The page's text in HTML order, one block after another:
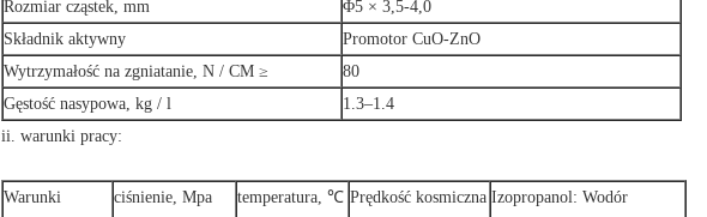
Rozmiar cząstek, mm
Φ5 × 3,5-4,0
Składnik aktywny
Promotor CuO-ZnO
Wytrzymałość na zgniatanie, N / CM ≥
80
Gęstość nasypowa, kg / l
1.3–1.4
ii. warunki pracy:
Warunki
ciśnienie, Mpa temperatura, ℃ Prędkość kosmiczna Izopropanol: Wodór